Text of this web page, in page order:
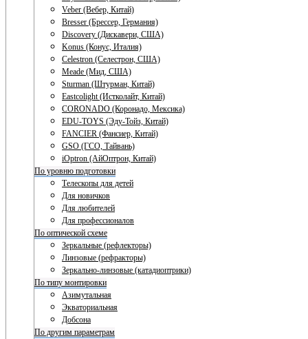
Veber (Вебер, Китай)
Bresser (Брессер, Германия)
Discovery (Дискавери, США)
Konus (Конус, Италия)
Celestron (Селестрон, США)
Meade (Мид, США)
Sturman (Штурман, Китай)
Eastcolight (Истколайт, Китай)
CORONADO (Коронадо, Мексика)
EDU-TOYS (Эду-Тойз, Китай)
FANCIER (Фансиер, Китай)
GSO (ГСО, Тайвань)
iOptron (АйОптрон, Китай)
По уровню подготовки
Телескопы для детей
Для новичков
Для любителей
Для профессионалов
По оптической схеме
Зеркальные (рефлекторы)
Линзовые (рефракторы)
Зеркально-линзовые (катадиоптрики)
По типу монтировки
Азимутальная
Экваториальная
Добсона
По другим параметрам